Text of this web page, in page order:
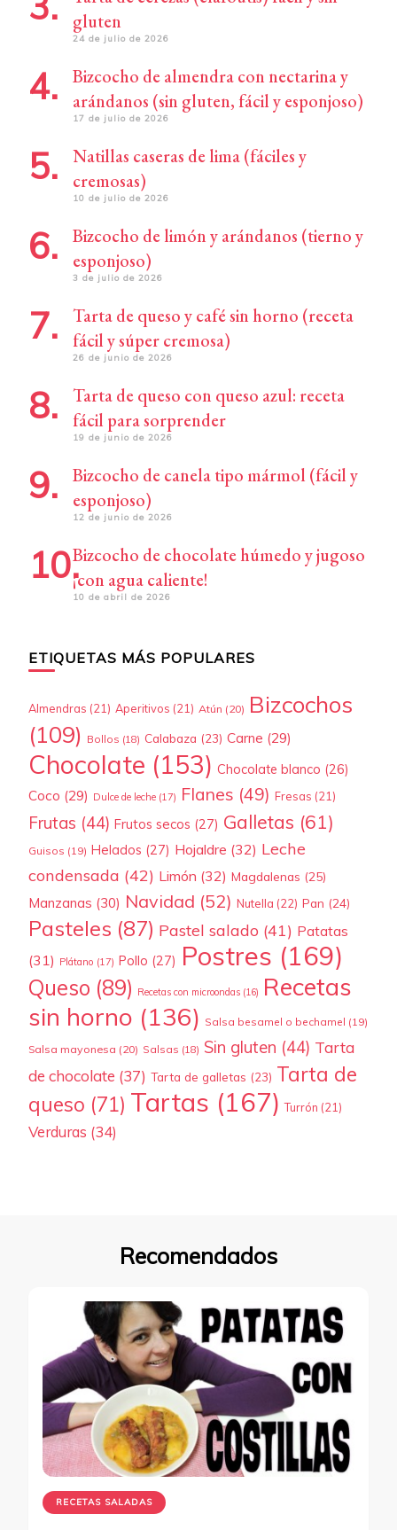
gluten
24 de julio de 2026
Bizcocho de almendra con nectarina y
arándanos (sin gluten, fácil y esponjoso)
17 de julio de 2026
Natillas caseras de lima (fáciles y
cremosas)
10 de julio de 2026
Bizcocho de limón y arándanos (tierno y
esponjoso)
3 de julio de 2026
Tarta de queso y café sin horno (receta
fácil y súper cremosa)
26 de junio de 2026
Tarta de queso con queso azul: receta
fácil para sorprender
19 de junio de 2026
Bizcocho de canela tipo mármol (fácil y
esponjoso)
12 de junio de 2026
Bizcocho de chocolate húmedo y jugoso
¡con agua caliente!
10 de abril de 2026
ETIQUETAS MÁS POPULARES
Almendras (21) Aperitivos (21) Atún (20) Bizcochos
(109) Bollos (18) Calabaza (23) Carne (29)
Chocolate (153) Chocolate blanco (26)
Coco (29) Dulce de leche (17) Flanes (49) Fresas (21)
Frutas (44) Frutos secos (27) Galletas (61)
Guisos (19) Helados (27) Hojaldre (32) Leche
condensada (42) Limón (32) Magdalenas (25)
Manzanas (30) Navidad (52) Nutella (22) Pan (24)
Pasteles (87) Pastel salado (41) Patatas
(31) Plátano (17) Pollo (27) Postres (169)
Queso (89) Recetas con microondas (16) Recetas
sin horno (136) Salsa besamel o bechamel (19)
Salsa mayonesa (20) Salsas (18) Sin gluten (44) Tarta
de chocolate (37) Tarta de galletas (23) Tarta de
queso (71) Tartas (167) Turrón (21)
Verduras (34)
Recomendados
RECETAS SALADAS